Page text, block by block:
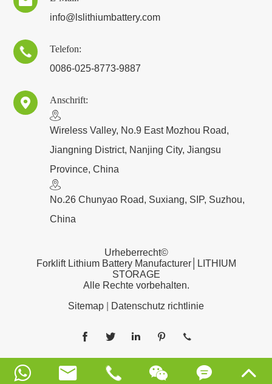
info@lslithiumbattery.com

Telefon:
0086-025-8773-9887
 Anschrift:
​Wireless Valley, No.9 East Mozhou Road,
Jiangning District, Nanjing City, Jiangsu
Province, China
No.26 Chunyao Road, Suxiang, SIP, Suzhou,
China
Urheberrecht©
Forklift Lithium Battery Manufacturer│LITHIUM
STORAGE
Alle Rechte vorbehalten.
Sitemap
Datenschutz richtlinie
    
     